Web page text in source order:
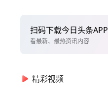
扫码下载今日头条APP
看最新、最热资讯内容
精彩视频